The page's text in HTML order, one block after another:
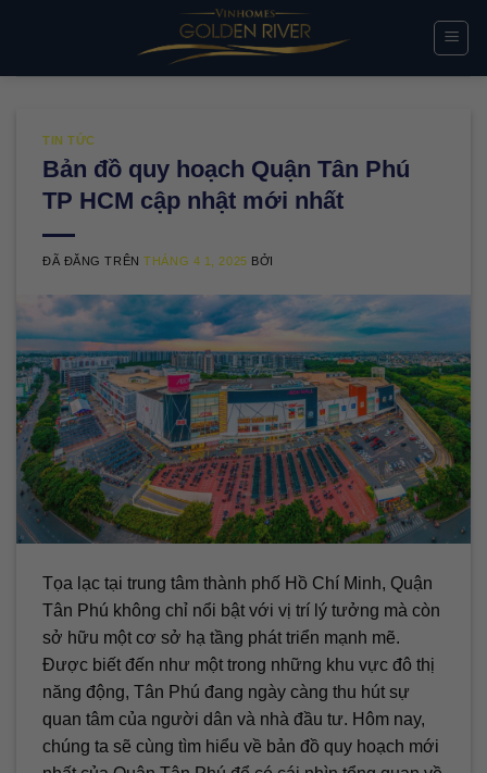
TIN TỨC
Bản đồ quy hoạch Quận Tân Phú
TP HCM cập nhật mới nhất
ĐÃ ĐĂNG TRÊNTHÁNG 4 1, 2025 BỞI
Tọa lạc tại trung tâm thành phố Hồ Chí Minh, Quận
Tân Phú không chỉ nổi bật với vị trí lý tưởng mà còn
sở hữu một cơ sở hạ tầng phát triển mạnh mẽ.
Được biết đến như một trong những khu vực đô thị
năng động, Tân Phú đang ngày càng thu hút sự
quan tâm của người dân và nhà đầu tư. Hôm nay,
chúng ta sẽ cùng tìm hiểu về bản đồ quy hoạch mới